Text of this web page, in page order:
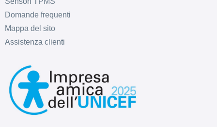
Domande frequenti
Mappa del sito
Assistenza clienti